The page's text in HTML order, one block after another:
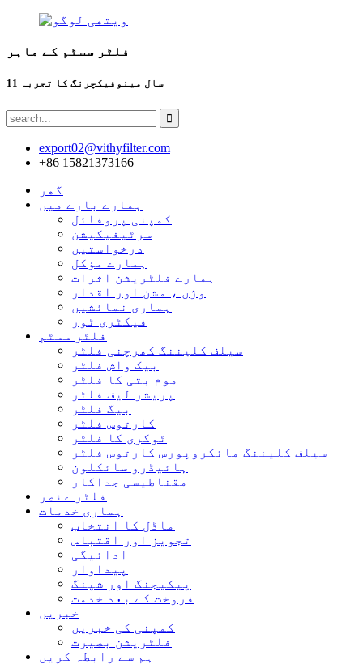
فلٹر سسٹم کے ماہر
11 سال مینوفیکچرنگ کا تجربہ
export02@vithyfilter.com
+86 15821373166
گھر
ہمارے بارے میں
کمپنی پروفائل
سرٹیفیکیشن
درخواستیں
ہمارے مؤکل
ہمارے فلٹریشن اثرات
وژن ، مشن اور اقدار
ہماری نمائشیں
فیکٹری ٹور
فلٹر سسٹم
سیلف کلیننگ کھرچنی فلٹر
بیک واش فلٹر
موم بتی کا فلٹر
پریشر لیف فلٹر
بیگ فلٹر
کارتوس فلٹر
ٹوکری کا فلٹر
سیلف کلیننگ مائکروپورس کارتوس فلٹر
ہائیڈرو سائکلون
مقناطیسی جداکار
فلٹر عنصر
ہماری خدمات
ماڈل کا انتخاب
تجویز اور اقتباس
ادائیگی
پیداوار
پیکیجنگ اور شپنگ
فروخت کے بعد خدمت
خبریں
کمپنی کی خبریں
فلٹریشن بصیرت
ہم سے رابطہ کریں